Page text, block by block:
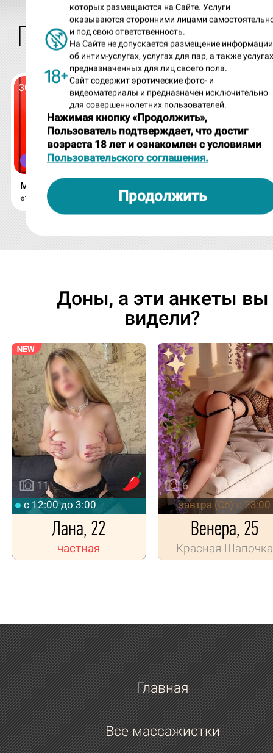
которых размещаются на Сайте. Услуги
оказываются сторонними лицами
и под свою ответственность.
На Сайте не допускается размещение информации
об интим-услугах, услугах для пар, а также
предназначенных для лиц своего пола.
Сайт содержит эротические фото- и
видеоматериалы и предназначен исключительно
для совершеннолетних пользователей.
Нажимая кнопку «Продолжить»,
Пользователь подтверждает, что достиг
возраста 18 лет и ознакомлен с условиями
Пользовательского соглашения.
Продолжить
ПОСЛЕДНИЕ ЗАПИСИ В
30 июля 2026
ЛУЧШИЕ СИСЬКИ
Мощные сиськи Тины и
«троечка» Софии под
водопадом!
29 июля 2026
ГОРЯЧИЕ И
Дачное ню
Маркиза с
Доны, а эти анкеты вы
видели?
c 12:00 до 3:00
Лана, 22
частная
11
завтра (Сб) с 23:00
Венера, 25
Красная Шапочка
6
Главная
Все массажистки